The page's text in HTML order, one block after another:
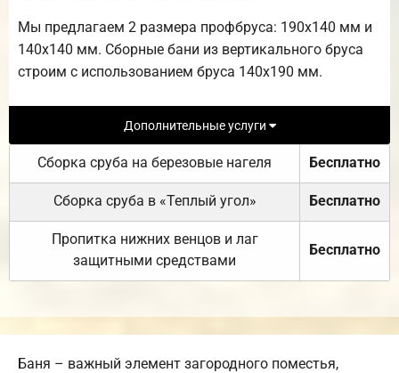
Мы предлагаем 2 размера профбруса: 190х140 мм и
140х140 мм. Сборные бани из вертикального бруса
строим с использованием бруса 140х190 мм.
Дополнительные услуги
Сборка сруба на березовые нагеля Бесплатно
Сборка сруба в «Теплый угол» Бесплатно
Пропитка нижних венцов и лаг
защитными средствами
Бесплатно
Баня – важный элемент загородного поместья,